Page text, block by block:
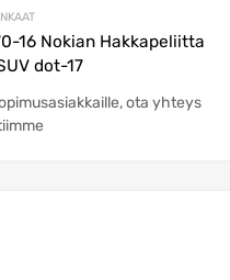
16 Nokian Hakkapeliitta
dot-17
ota yhteys